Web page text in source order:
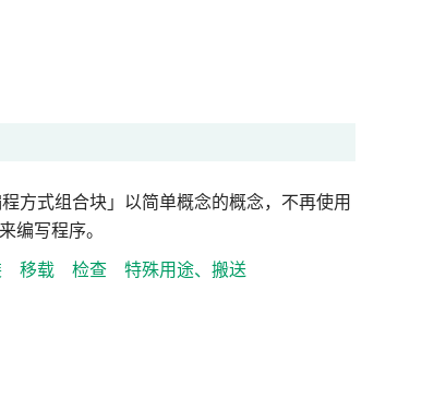
方式组合块」以简单概念的概念，不再使用
编写程序。
移载 检查 特殊用途、搬送